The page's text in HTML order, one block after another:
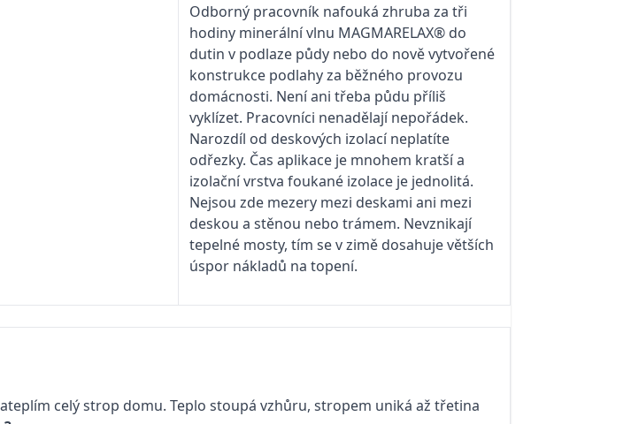
Odborný pracovník nafouká zhruba za tři
hodiny minerální vlnu MAGMARELAX® do
dutin v podlaze půdy nebo do nově vytvořené
konstrukce podlahy za běžného provozu
domácnosti. Není ani třeba půdu příliš
vyklízet. Pracovníci nenadělají nepořádek.
Narozdíl od deskových izolací neplatíte
odřezky. Čas aplikace je mnohem kratší a
izolační vrstva foukané izolace je jednolitá.
Nejsou zde mezery mezi deskami ani mezi
deskou a stěnou nebo trámem. Nevznikají
tepelné mosty, tím se v zimě dosahuje větších
úspor nákladů na topení.
celý strop domu. Teplo stoupá vzhůru, stropem uniká až třetina